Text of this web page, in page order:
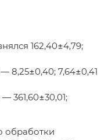
162,40±4,79;
8,25±0,40; 7,64±0,41
361,60±30,01;
обработки